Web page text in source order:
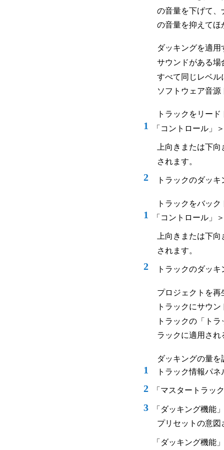
の音量を下げて、
の音量を抑えてほ
ダッキングを適
サウンドがある場
すべて同じレベル
ソフトウェア音
トラックをリー
1 「コントロール」
上向きまたは下
されます。
2 トラックのダッ
トラックをバッ
1 「コントロール」
上向きまたは下
されます。
2 トラックのダッ
プロジェクトを再
トラックにサウ
トラックの「ト
ラックに適用さ
ダッキングの量
1 トラック情報パ
2 「マスタートラッ
3
「ダッキング機能
プリセットの意
「ダッキング機能